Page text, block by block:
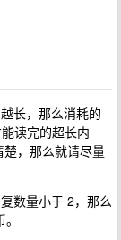
长，那么消耗的
读完的超长内
，那么就请尽量
数量小于 2，那么